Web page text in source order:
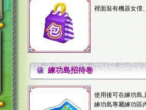
裡面裝有機器女僕
練功島招待卷
使用後可在練功島
練功島專屬練功區